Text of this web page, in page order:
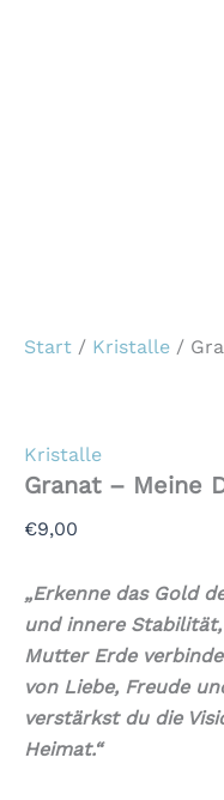
Start / Kristalle /
Kristalle
Granat – Meine
€9,00
„Erkenne das Gold
und innere
Mutter Erde
von Liebe, Freude
verstärkst du die
Heimat.“